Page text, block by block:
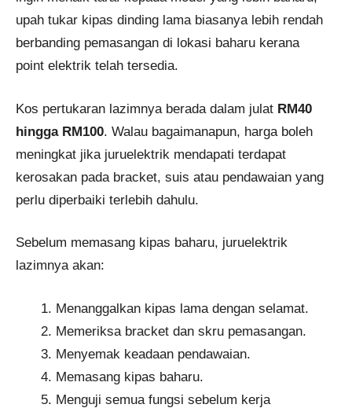
upah tukar kipas dinding lama biasanya lebih rendah
berbanding pemasangan di lokasi baharu kerana
point elektrik telah tersedia.
Kos pertukaran lazimnya berada dalam julat RM40
hingga RM100. Walau bagaimanapun, harga boleh
meningkat jika juruelektrik mendapati terdapat
kerosakan pada bracket, suis atau pendawaian yang
perlu diperbaiki terlebih dahulu.
Sebelum memasang kipas baharu, juruelektrik
lazimnya akan:
Menanggalkan kipas lama dengan selamat.
Memeriksa bracket dan skru pemasangan.
Menyemak keadaan pendawaian.
Memasang kipas baharu.
Menguji semua fungsi sebelum kerja